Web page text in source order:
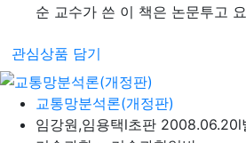
순 교수가 쓴 이 책은 논문투고
관심상품 담기
교통망분석론(개정판)
임강원,임용택l초판 2008.06.20l